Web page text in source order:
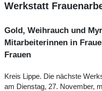
Werkstatt
Gold, Weihrauch und
Mitarbeiterinnen in
Frauen
Kreis Lippe. Die nächste
am Dienstag, 27. November,